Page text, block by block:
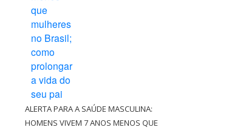
ALERTA PARA A SAÚDE MASCULINA:
HOMENS VIVEM 7 ANOS MENOS QUE